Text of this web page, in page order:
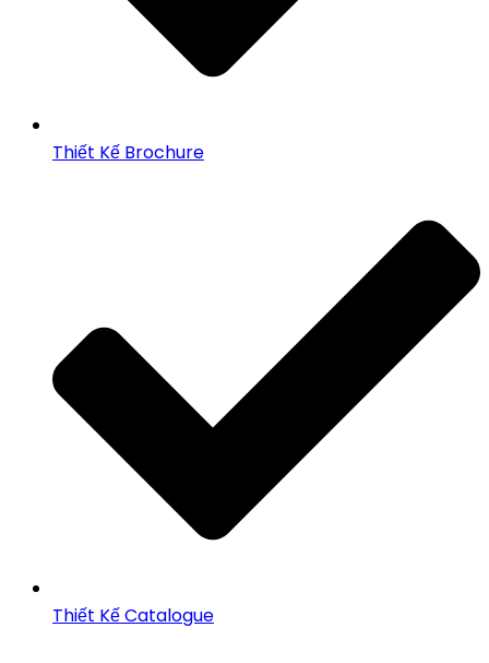
Thiết Kế Brochure
Thiết Kế Catalogue